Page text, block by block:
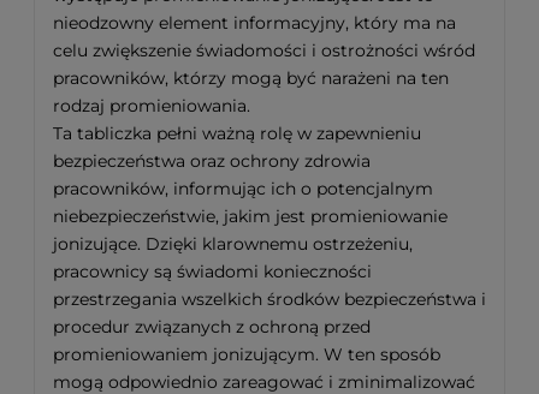
nieodzowny element informacyjny, który ma na
celu zwiększenie świadomości i ostrożności wśród
pracowników, którzy mogą być narażeni na ten
rodzaj promieniowania.
Ta tabliczka pełni ważną rolę w zapewnieniu
bezpieczeństwa oraz ochrony zdrowia
pracowników, informując ich o potencjalnym
niebezpieczeństwie, jakim jest promieniowanie
jonizujące. Dzięki klarownemu ostrzeżeniu,
pracownicy są świadomi konieczności
przestrzegania wszelkich środków bezpieczeństwa i
procedur związanych z ochroną przed
promieniowaniem jonizującym. W ten sposób
mogą odpowiednio zareagować i zminimalizować